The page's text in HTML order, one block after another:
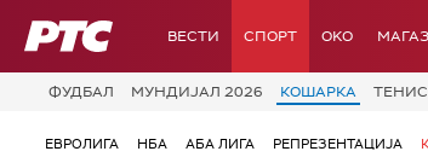
РТС ВЕСТИ СПОРТ OKO
ФУДБАЛ МУНДИЈАЛ 2026 КОШАРКА ТЕНИС
ЕВРОЛИГА НБА АБА ЛИГА РЕПРЕЗЕНТАЦИЈА